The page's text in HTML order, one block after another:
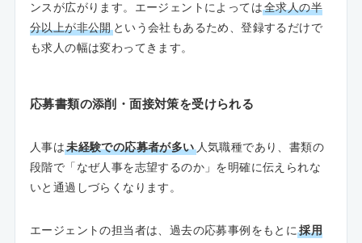
ンスが広がります。エージェントによっては全求人の半
分以上が非公開という会社もあるため、登録するだけで
も求人の幅は変わってきます。
応募書類の添削・面接対策を受けられる
人事は未経験での応募者が多い人気職種であり、書類の
段階で「なぜ人事を志望するのか」を明確に伝えられな
いと通過しづらくなります。
エージェントの担当者は、過去の応募事例をもとに採用